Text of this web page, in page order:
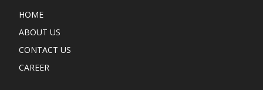
HOME
ABOUT US
CONTACT US
CAREER